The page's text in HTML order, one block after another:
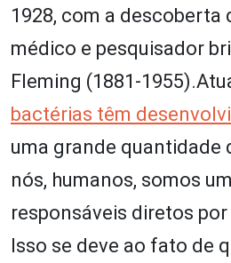
1928, com a descoberta
médico e pesquisador
Fleming (1881-
bactérias têm
uma grande quantidade
nós, humanos, somos
responsáveis diretos
Isso se deve ao fato de